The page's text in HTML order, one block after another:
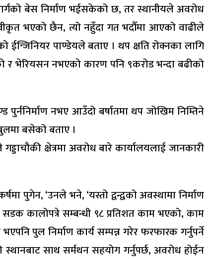
बेस निर्माण भईसकेको छ, तर स्थानीयले अवरोध
भएको छैन, त्यो नहुँदा गत भदौँमा आएको वाढीले
पाण्डेयले बताए । थप क्षति रोक्नका लागि
र भेरियसन नभएको कारण पनि ९करोड भन्दा बढीको
नभए आउँदो बर्षातमा थप जोखिम निम्तिने
बसेको बताए ।
क्षेत्रमा अवरोध बारे कार्यालयलाई जानकारी
पुगेन, ‘उनले भने, ‘यस्तो द्वन्द्वको अवस्थामा निर्माण
कालोपत्रे सम्बन्धी ९८ प्रतिशत काम भएको, काम
पुल निर्माण कार्य सम्पन्न गरेर फरफारक गर्नुपर्ने
साथ सर्मथन सहयोग गर्नुपर्छ, अवरोध होईन